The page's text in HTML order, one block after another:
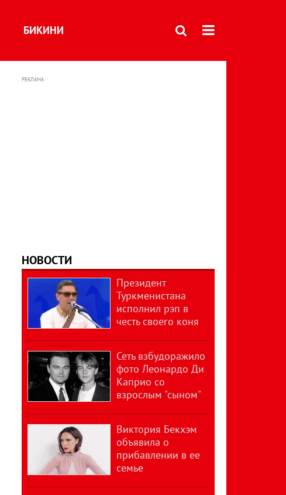
БИКИНИ
РЕКЛАМА
НОВОСТИ
Президент
Туркменистана
исполнил рэп в
честь своего коня
Сеть взбудоражило
фото Леонардо Ди
Каприо со
взрослым "сыном"
Виктория Бекхэм
объявила о
прибавлении в ее
семье